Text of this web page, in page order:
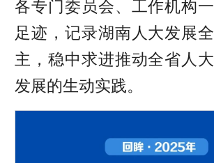
各专门委员会、工作机构
足迹，记录湖南人大发展
主，稳中求进推动全省人
发展的生动实践。